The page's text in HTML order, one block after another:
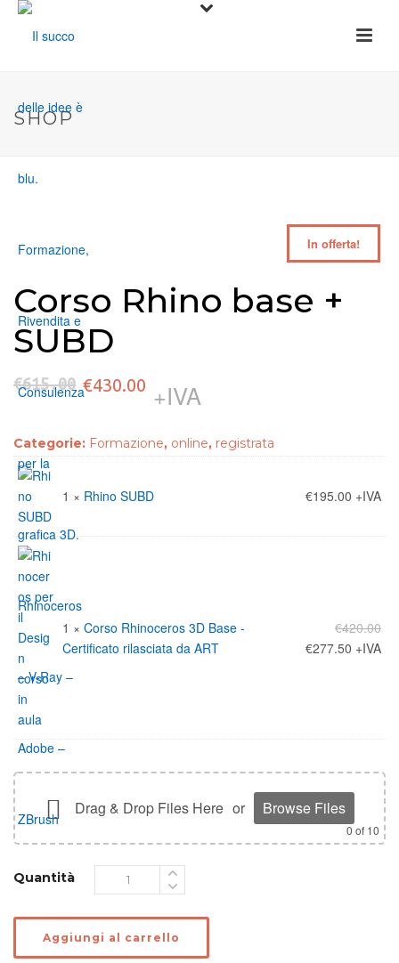
SHOP
In offerta!
Corso Rhino base +
SUBD
€615.00 Il
prezzo
originale
era:
€615.00.
€430.00 Il
prezzo
attuale
è:
€430.00.
+IVA
Categorie: Formazione, online, registrata
1 × Rhino SUBD €195.00 +IVA
1 × Corso Rhinoceros 3D Base -
Certificato rilasciata da ART
€420.00Il
€277.50 Il+IVA
Drag & Drop Files Here or Browse Files
0 of 10
Quantità
Aggiungi al carrello